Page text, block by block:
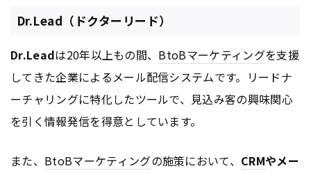
Dr.Lead（ドクターリード）
Dr.Leadは20年以上もの間、 BtoBマーケティングを支援
してきた企業によるメール配信システムです。リードナ
ーチャリングに特化したツールで、見込み客の興味関心
を引く情報発信を得意としています。
また、 BtoBマーケティングの施策において、 CRMやメー